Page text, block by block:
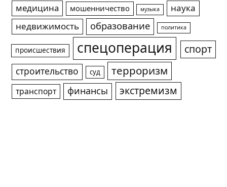
медицина
мошенничество музыка
наука
недвижимость
образование политика
происшествия спецоперация спорт
строительство суд терроризм
транспорт финансы экстремизм